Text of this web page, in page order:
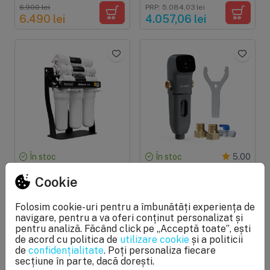
litri/ora, membrane de 2
x 500 GPD
6.900 lei
6.490 lei
direct 90 litri/ora,
membrana 500 GPD,
PRP: 5.084,03 lei
4.057,06 lei
În stoc
profesionala, Ecosoft
litri/ora, 3 membrane x
100 GPD
PRP: 3.558,83 lei
2.633,53 lei
În stoc 5.00
de inox de 40 microni,
purjare la 7, 15 sau 30
zile
PRP: 1.525,21 lei
1.006,64 lei
Cookie
Folosim cookie-uri pentru a îmbunătăți experiența de
navigare, pentru a va oferi conținut personalizat și
pentru analiză. Făcând click pe „Acceptă toate”, ești
de acord cu politica de utilizare cookie și a politicii
de confidențialitate. Poți personaliza fiecare
secțiune în parte, dacă dorești.